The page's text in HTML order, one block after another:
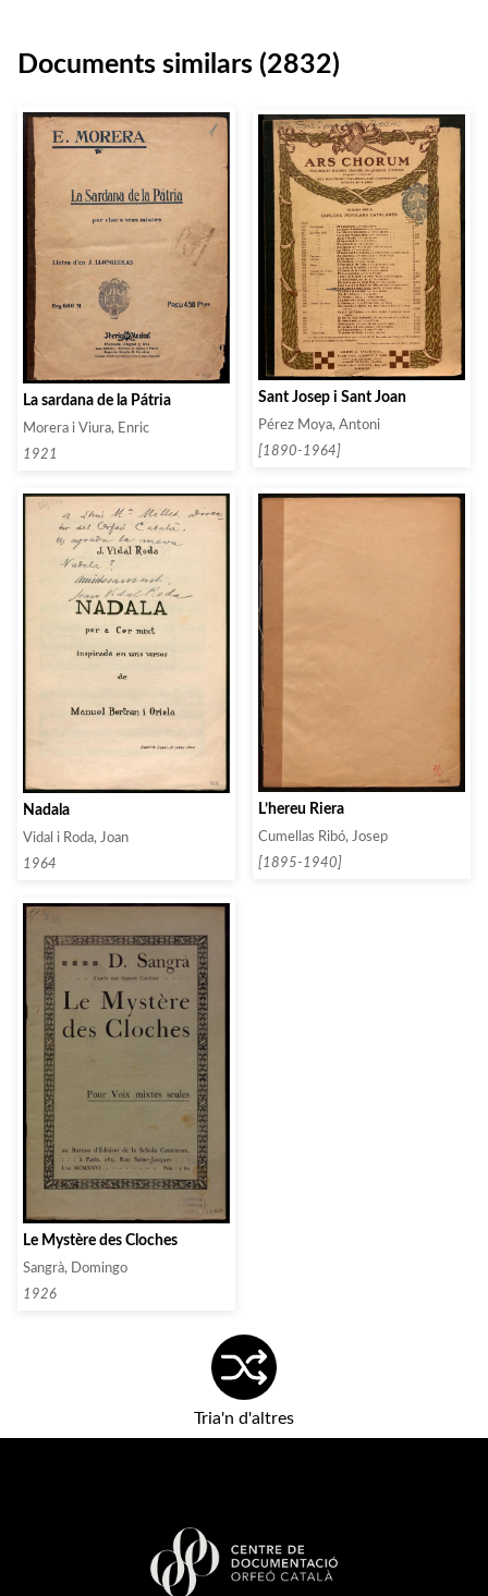
Documents similars (2832)
La sardana de la Pátria
Morera i Viura, Enric
1921
Sant Josep i Sant Joan
Pérez Moya, Antoni
[1890-1964]
Nadala
Vidal i Roda, Joan
1964
L’hereu Riera
Cumellas Ribó, Josep
[1895-1940]
Le Mystère des Cloches
Sangrà, Domingo
1926
Tria'n d'altres